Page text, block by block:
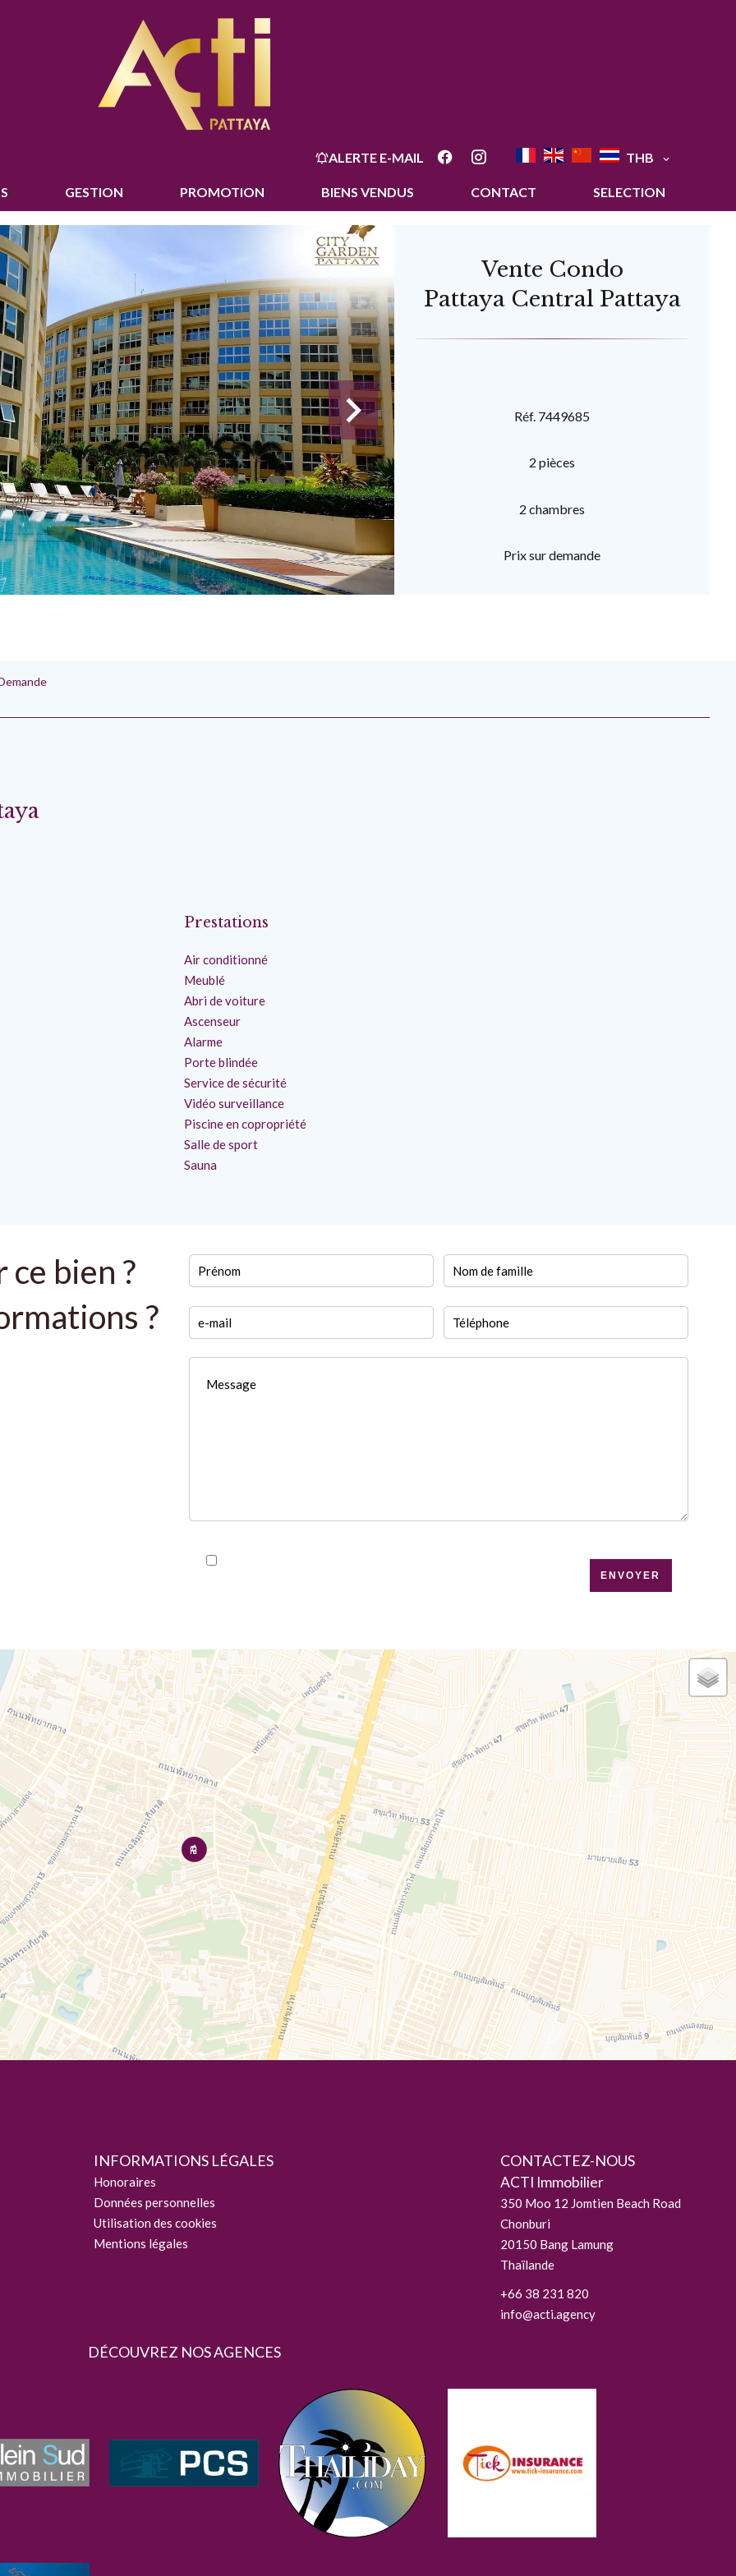
ALERTE E-MAIL THB
GESTION PROMOTION BIENS VENDUS CONTACT SELECTION
Vente Condo
Pattaya Central Pattaya
Réf. 7449685
2 pièces
2 chambres
Prix sur demande
Prestations
Air conditionné
Meublé
Abri de voiture
Ascenseur
Alarme
Porte blindée
Service de sécurité
Vidéo surveillance
Piscine en copropriété
Salle de sport
Sauna
bien ?
?
ENVOYER
INFORMATIONS LÉGALES
Honoraires
Données personnelles
Utilisation des cookies
Mentions légales
CONTACTEZ-NOUS
ACTI Immobilier
350 Moo 12 Jomtien Beach Road
Chonburi
20150 Bang Lamung
Thaïlande
+66 38 231 820
info@acti.agency
DÉCOUVREZ NOS AGENCES